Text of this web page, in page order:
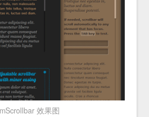
效果图